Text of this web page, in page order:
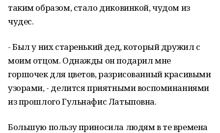
таким образом, стало диковинкой, чудом из
чудес.
- Был у них старенький дед, который дружил с
моим отцом. Однажды он подарил мне
горшочек для цветов, разрисованный красивыми
узорами, - делится приятными воспоминаниями
из прошлого Гульнафис Латыповна.
Большую пользу приносила людям в те времена